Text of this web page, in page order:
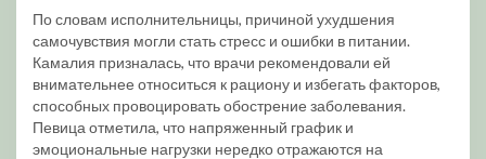
По словам исполнительницы, причиной ухудшения
самочувствия могли стать стресс и ошибки в питании.
Камалия призналась, что врачи рекомендовали ей
внимательнее относиться к рациону и избегать факторов,
способных провоцировать обострение заболевания.
Певица отметила, что напряженный график и
эмоциональные нагрузки нередко отражаются на